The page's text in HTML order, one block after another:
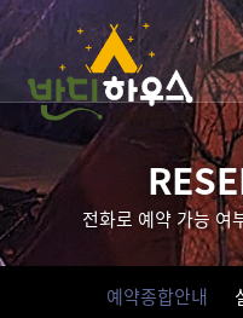
전화로 예약 가능 여
예약종합안내